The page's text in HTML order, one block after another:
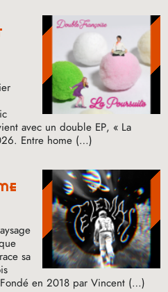
avec un double EP, « La
Entre home (…)
sa
en 2018 par Vincent (…)